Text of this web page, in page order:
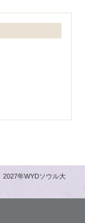
2027年WYDソウル大